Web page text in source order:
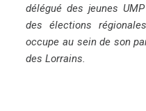
délégué des jeunes
des élections
occupe au sein de son
des Lorrains.